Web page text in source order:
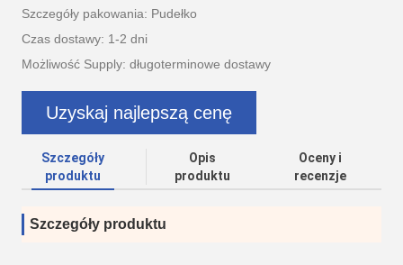
Szczegóły pakowania: Pudełko
Czas dostawy: 1-2 dni
Możliwość Supply: długoterminowe dostawy
Uzyskaj najlepszą cenę
Szczegóły
produktu
Opis
produktu
Oceny i
recenzje
Szczegóły produktu